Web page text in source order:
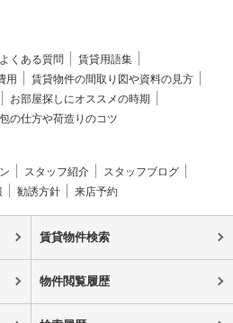
よくある質問
賃貸用語集
用
賃貸物件の間取り図や資料の見方
お部屋探しにオススメの時期
の仕方や荷造りのコツ
スタッフ紹介
スタッフブログ
勧誘方針 来店予約
賃貸物件検索
物件閲覧履歴